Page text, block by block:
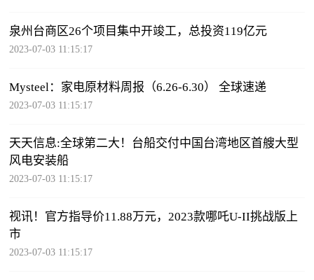
泉州台商区26个项目集中开竣工，总投资119亿元
2023-07-03 11:15:17
Mysteel：家电原材料周报（6.26-6.30） 全球速递
2023-07-03 11:15:17
天天信息:全球第二大！台船交付中国台湾地区首艘大型
风电安装船
2023-07-03 11:15:17
视讯！官方指导价11.88万元，2023款哪吒U-II挑战版上
市
2023-07-03 11:15:17